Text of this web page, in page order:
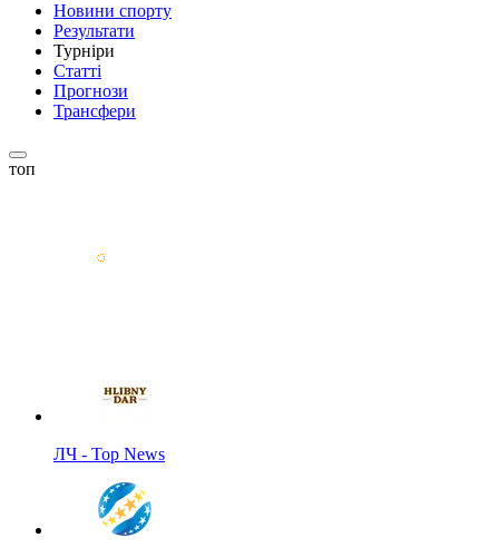
Новини спорту
Результати
Турніри
Статті
Прогнози
Трансфери
топ
ЛЧ - Top News